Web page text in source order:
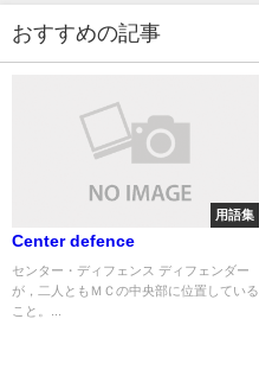
おすすめの記事
用語集
Center defence
センター・ディフェンス ディフェンダー
が，二人ともＭＣの中央部に位置している
こと。...